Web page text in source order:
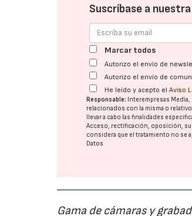
Suscríbase a
Marcar todos
Autorizo el envío de
Autorizo el envío de
He leído y acepto elAviso
Responsable: Interempresas Media,
relacionados con la misma o
llevar a cabo las finalidades
Acceso, rectificación, oposición,
considera que el tratamiento no se
Datos
Gama de cámaras y